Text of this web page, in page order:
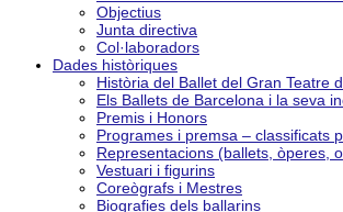
Objectius
Junta directiva
Col·laboradors
Dades històriques
Història del Ballet del Gran Teatre
Els Ballets de Barcelona i la seva
Premis i Honors
Programes i premsa – classificats
Representacions (ballets, òperes,
Vestuari i figurins
Coreògrafs i Mestres
Biografies dels ballarins